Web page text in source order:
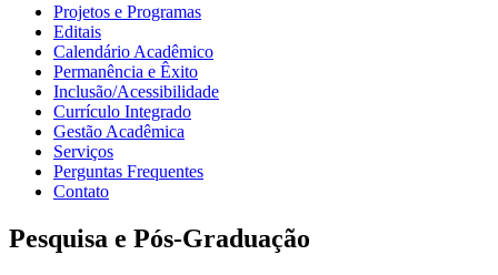
Projetos e Programas
Editais
Calendário Acadêmico
Permanência e Êxito
Inclusão/Acessibilidade
Currículo Integrado
Gestão Acadêmica
Serviços
Perguntas Frequentes
Contato
Pesquisa e Pós-Graduação